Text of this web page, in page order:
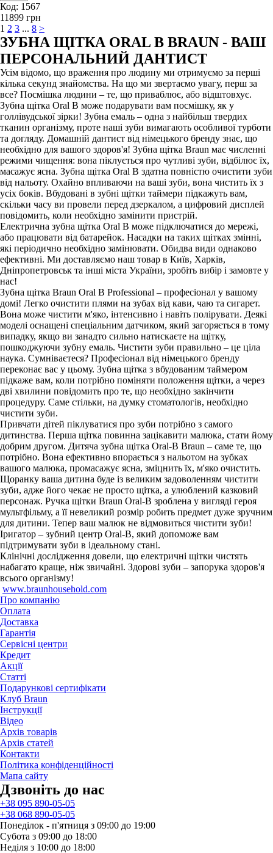
Код: 1567
11899 грн
1 2 3 ... 8 >
ЗУБНА ЩІТКА ORAL B BRAUN - ВАШ
ПЕРСОНАЛЬНИЙ ДАНТИСТ
Усім відомо, що враження про людину ми отримуємо за перші
кілька секунд знайомства. На що ми звертаємо увагу, перш за
все? Посмішка людини – те, що приваблює, або відштовхує.
Зубна щітка Oral B може подарувати вам посмішку, як у
голлівудської зірки! Зубна емаль – одна з найбільш твердих
тканин організму, проте наші зуби вимагають особливої турботи
та догляду. Домашній дантист від німецького бренду знає, що
необхідно для вашого здоров'я! Зубна щітка Braun має численні
режими чищення: вона піклується про чутливі зуби, відбілює їх,
масажує ясна. Зубна щітка Oral B здатна повністю очистити зуби
від нальоту. Охайно впливаючи на ваші зуби, вона чистить їх з
усіх боків. Вбудовані в зубні щітки таймери підкажуть вам,
скільки часу ви провели перед дзеркалом, а цифровий дисплей
повідомить, коли необхідно замінити пристрій.
Електрична зубна щітка Oral B може підключатися до мережі,
або працювати від батарейок. Насадки на таких щітках змінні,
які періодично необхідно замінювати. Обидва види однаково
ефективні. Ми доставляємо наш товар в Київ, Харків,
Дніпропетровськ та інші міста України, зробіть вибір і замовте у
нас!
Зубна щітка Braun Oral B Professional – професіонал у вашому
домі! Легко очистити плями на зубах від кави, чаю та сигарет.
Вона може чистити м'яко, інтенсивно і навіть полірувати. Деякі
моделі оснащені спеціальним датчиком, який загоряється в тому
випадку, якщо ви занадто сильно натискаєте на щітку,
пошкоджуючи зубну емаль. Чистити зуби правильно – це ціла
наука. Сумніваєтеся? Професіонал від німецького бренду
переконає вас у цьому. Зубна щітка з вбудованим таймером
підкаже вам, коли потрібно поміняти положення щітки, а через
дві хвилини повідомить про те, що необхідно закінчити
процедуру. Саме стільки, на думку стоматологів, необхідно
чистити зуби.
Привчати дітей піклуватися про зуби потрібно з самого
дитинства. Перша щітка повинна зацікавити малюка, стати йому
добрим другом. Дитяча зубна щітка Oral-B Braun – саме те, що
потрібно. Вона ефективно впорається з нальотом на зубках
вашого малюка, промасажує ясна, зміцнить їх, м'яко очистить.
Щоранку ваша дитина буде із великим задоволенням чистити
зуби, адже його чекає не просто щітка, а улюблений казковий
персонаж. Ручка щітки Braun Oral-B зроблена у вигляді героя
мультфільму, а її невеликий розмір робить предмет дуже зручним
для дитини. Тепер ваш малюк не відмовиться чистити зуби!
Іригатор – зубний центр Oral-B, який допоможе вам
підтримувати зуби в ідеальному стані.
Клінічні дослідження довели, що електричні щітки чистять
набагато краще, ніж звичайні. Здорові зуби – запорука здоров'я
всього організму!
www.braunhousehold.com
Про компанію
Оплата
Доставка
Гарантія
Сервісні центри
Кредит
Акції
Статті
Подарункові сертифікати
Клуб Braun
Iнструкції
Відео
Архів товарів
Архів статей
Контакти
Політика конфіденційності
Мапа сайту
Дзвонiть до нас
+38 095 890-05-05
+38 068 890-05-05
Понеділок - п'ятниця з 09:00 до 19:00
Субота з 09:00 до 18:00
Неділя з 10:00 до 18:00